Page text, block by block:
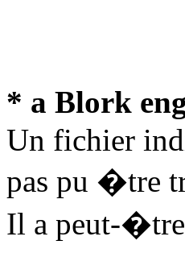
* a Blork
Un fichier
pas pu �tre
Il a peut-